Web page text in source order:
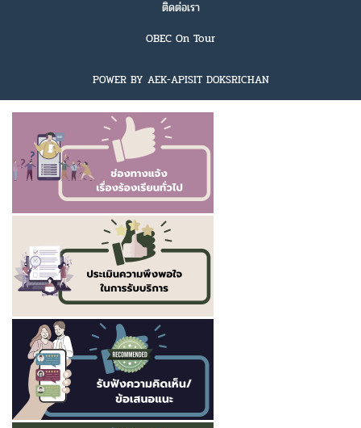
ติดต่อเรา
OBEC On Tour
POWER BY AEK-APISIT DOKSRICHAN